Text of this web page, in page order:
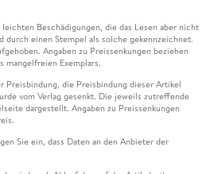
Beschädigungen, die das Lesen aber nicht
durch einen Stempel als solche gekennzeichnet.
Angaben zu Preissenkungen beziehen
mangelfreien Exemplars.
die Preisbindung dieser Artikel
vom Verlag gesenkt. Die jeweils zutreffende
dargestellt. Angaben zu Preissenkungen
Sie ein, dass Daten an den Anbieter der